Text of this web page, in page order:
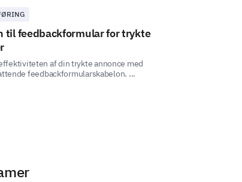
denne kampagne?
til feedbackformular for trykte
af din trykte annonce med
feedbackformularskabelon. ...